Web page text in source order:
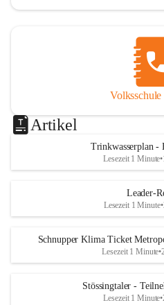
Volksschule
Artikel
Trinkwasserplan -
Lesezeit 1 Minute•
Leader-
Lesezeit 1 Minute•
Schnupper Klima Ticket
Lesezeit 1 Minute•
Stössingtaler -
Lesezeit 1 Minute•